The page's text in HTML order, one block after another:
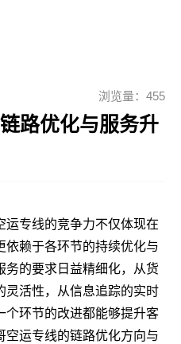
浏览量：455
路优化与服务升
专线的竞争力不仅体现在
依赖于各环节的持续优化与
务的要求日益精细化，从货
灵活性，从信息追踪的实时
个环节的改进都能够提升客
空运专线的链路优化方向与